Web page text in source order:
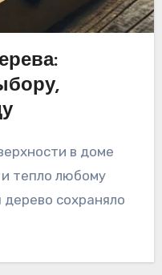
тепло любому
сохраняло